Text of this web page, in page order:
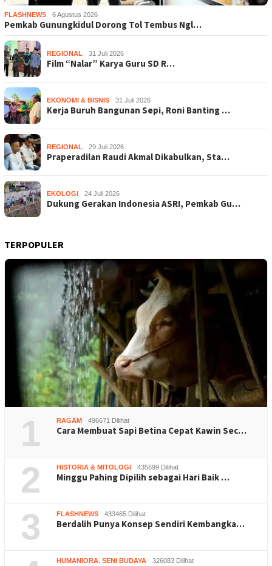
FLASHNEWS 6 Agustus 2026
Pemkab Gunungkidul Dorong Tol Tembus Ngl…
REGIONAL 31 Juli 2026
Film “Nalar” Karya Guru SD R…
EKONOMI & BISNIS 31 Juli 2026
Kerja Buruh Bangunan Sepi, Roni Banting …
REGIONAL 29 Juli 2026
Praperadilan Raudi Akmal Dikabulkan, Sta…
EKOLOGI 24 Juli 2026
Dukung Gerakan Indonesia ASRI, Pemkab Gu…
TERPOPULER
1 RAGAM 496671 Dilihat
Cara Membuat Sapi Betina Cepat Kawin Sec…
2 HISTORIA & MITOLOGI 435699 Dilihat
Minggu Pahing Dipilih sebagai Hari Baik …
3 FLASHNEWS 433465 Dilihat
Berdalih Punya Konsep Sendiri Kembangka…
HUMANIORA SENI BUDAYA 326083 Dilihat